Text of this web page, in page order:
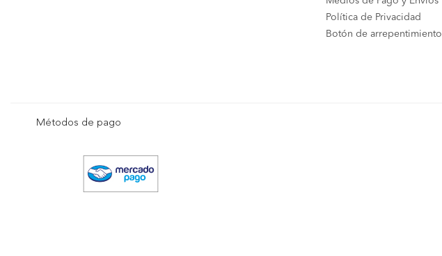
Política de Privacidad
Botón de arrepentimiento
Métodos de pago